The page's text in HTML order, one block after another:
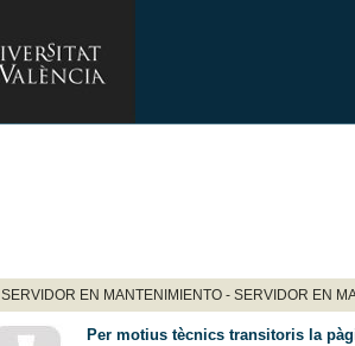
SERVIDOR EN MANTENIMIENTO - SERVIDOR EN
Per motius tècnics transitoris la